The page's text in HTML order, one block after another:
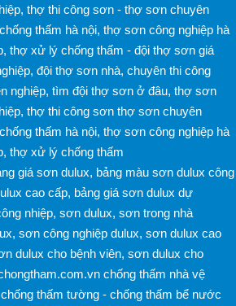
, thợ thi công sơn - thợ sơn chuyên
thấm hà nội, thợ sơn công nghiệp hà
, thợ xử lý chống thấm - đội thợ sơn giá
, đội thợ sơn nhà, chuyên thi công
nghiệp, tìm đội thợ sơn ở đâu, thợ sơn
, thợ thi công sơn thợ sơn chuyên
thấm hà nội, thợ sơn công nghiệp hà
, thợ xử lý chống thấm
giá sơn dulux, bảng màu sơn dulux công
cao cấp, bảng giá sơn dulux dự
nhiệp, sơn dulux, sơn trong nhà
, sơn công nghiệp dulux, sơn dulux cao
dulux cho bệnh viên, sơn dulux cho
chống thấm nhà vệ
chống thấm tường - chống thấm bể nước